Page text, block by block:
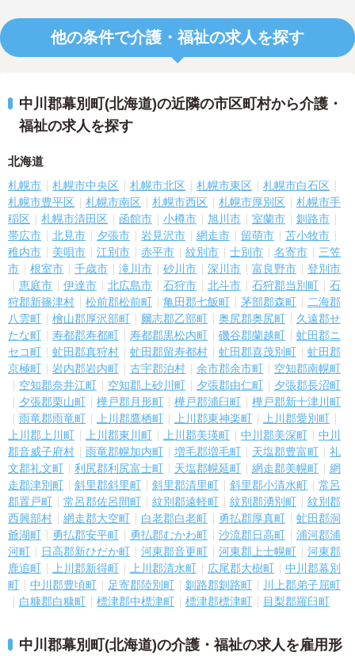
他の条件で介護・福祉の求人を探す
中川郡幕別町(北海道)の近隣の市区町村から介護・
福祉の求人を探す
北海道
札幌市 札幌市中央区 札幌市北区 札幌市東区
札幌市白石区
札幌市豊平区
札幌市南区 札幌市西区 札幌市厚別区
札幌市手
稲区
札幌市清田区 函館市 小樽市 旭川市 室蘭市
釧路市
帯広市
北見市 夕張市 岩見沢市 網走市 留萌市
苫小牧市
稚内市
美唄市 江別市 赤平市 紋別市 士別市 名寄市
三笠
市
根室市 千歳市 滝川市 砂川市 深川市 富良野市
登別市
恵庭市
伊達市 北広島市 石狩市 北斗市 石狩郡当別町
石
狩郡新篠津村
松前郡松前町 亀田郡七飯町 茅部郡森町
二海郡
八雲町
檜山郡厚沢部町 爾志郡乙部町 奥尻郡奥尻町
久遠郡せ
たな町
寿都郡寿都町 寿都郡黒松内町 磯谷郡蘭越町
虻田郡ニ
セコ町
虻田郡真狩村 虻田郡留寿都村 虻田郡喜茂別町
虻田郡
京極町
岩内郡岩内町 古宇郡泊村 余市郡余市町
空知郡南幌町
空知郡奈井江町
空知郡上砂川町 夕張郡由仁町
夕張郡長沼町
夕張郡栗山町
樺戸郡月形町 樺戸郡浦臼町
樺戸郡新十津川町
雨竜郡雨竜町
上川郡鷹栖町 上川郡東神楽町
上川郡愛別町
上川郡上川町
上川郡東川町 上川郡美瑛町 中川郡美深町
中川
郡音威子府村
雨竜郡幌加内町 増毛郡増毛町 天塩郡豊富町
礼
文郡礼文町
利尻郡利尻富士町 天塩郡幌延町 網走郡美幌町
網
走郡津別町
斜里郡斜里町 斜里郡清里町 斜里郡小清水町
常呂
郡置戸町
常呂郡佐呂間町 紋別郡遠軽町 紋別郡湧別町
紋別郡
西興部村
網走郡大空町 白老郡白老町 勇払郡厚真町
虻田郡洞
爺湖町
勇払郡安平町 勇払郡むかわ町 沙流郡日高町
浦河郡浦
河町
日高郡新ひだか町 河東郡音更町 河東郡上士幌町
河東郡
鹿追町
上川郡新得町 上川郡清水町 広尾郡大樹町
中川郡幕別
町
中川郡豊頃町 足寄郡陸別町 釧路郡釧路町
川上郡弟子屈町
白糠郡白糠町
標津郡中標津町 標津郡標津町 目梨郡羅臼町
中川郡幕別町(北海道)の介護・福祉の求人を雇用形